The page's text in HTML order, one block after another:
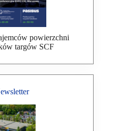
powierzchni
targów SCF